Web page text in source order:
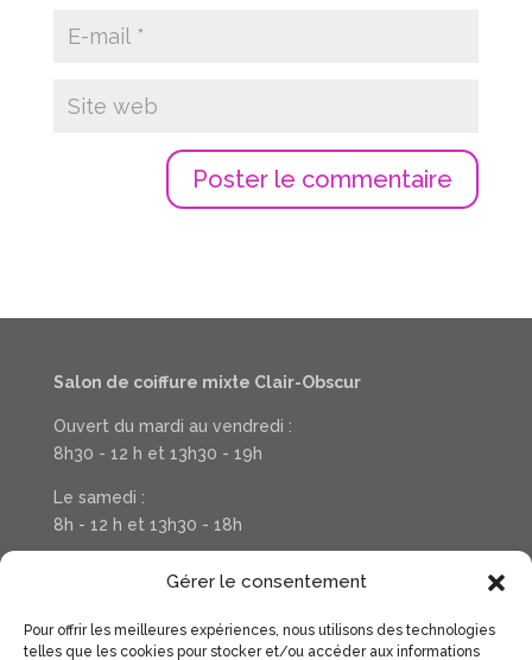
Gérer le consentement
Pour offrir les meilleures expériences, nous utilisons des technologies
telles que les cookies pour stocker et/ou accéder aux informations
Salon de coiffure mixte Clair-Obscur
Ouvert du mardi au vendredi :
8h30 - 12 h et 13h30 - 19h
Le samedi :
8h - 12 h et 13h30 - 18h
Téléphone : 03 20 37 31 78
Suivez la vie de votre salon sur Facebook